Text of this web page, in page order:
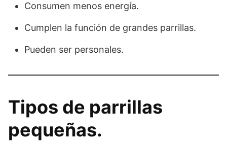
Consumen menos energía.
Cumplen la función de grandes parrillas.
Pueden ser personales.
Tipos de parrillas
pequeñas.